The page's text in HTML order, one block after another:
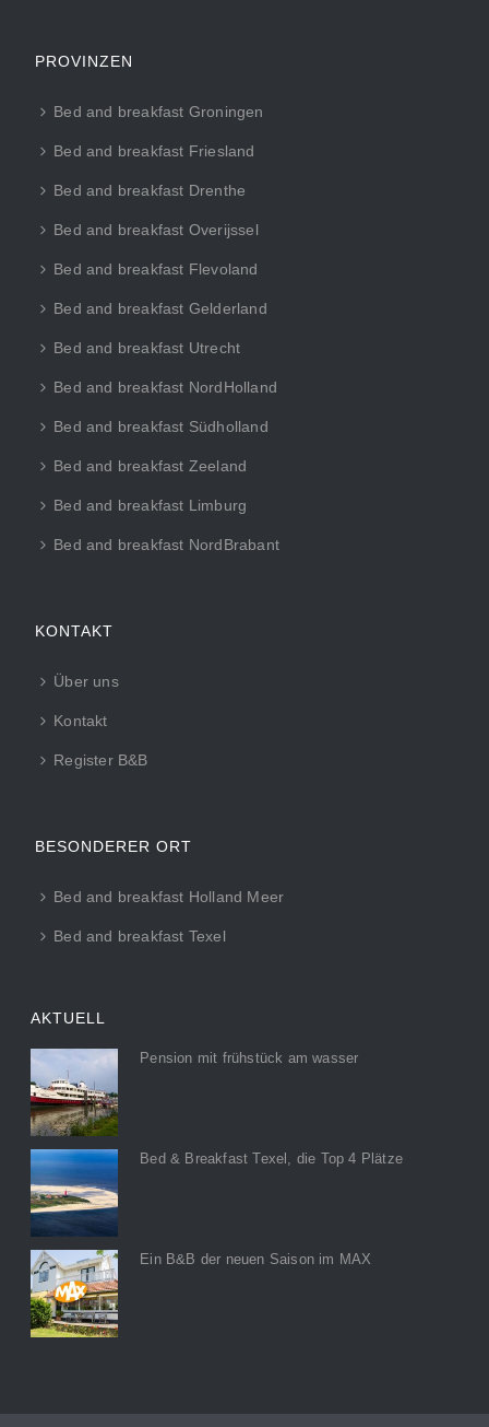
PROVINZEN
Bed and breakfast Groningen
Bed and breakfast Friesland
Bed and breakfast Drenthe
Bed and breakfast Overijssel
Bed and breakfast Flevoland
Bed and breakfast Gelderland
Bed and breakfast Utrecht
Bed and breakfast NordHolland
Bed and breakfast Südholland
Bed and breakfast Zeeland
Bed and breakfast Limburg
Bed and breakfast NordBrabant
KONTAKT
Über uns
Kontakt
Register B&B
BESONDERER ORT
Bed and breakfast Holland Meer
Bed and breakfast Texel
AKTUELL
Pension mit frühstück am wasser
Bed & Breakfast Texel, die Top 4 Plätze
Ein B&B der neuen Saison im MAX